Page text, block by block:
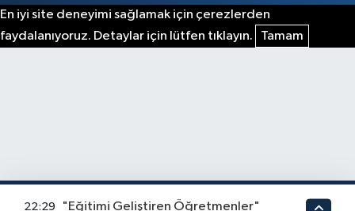
En iyi site deneyimi sağlamak için çerezlerden
faydalanıyoruz. Detaylar için lütfen tıklayın.
Tamam
22:29 "Eğitimi Geliştiren Öğretmenler"